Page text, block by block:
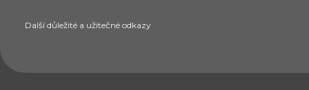
Další důležité a užitečné odkazy